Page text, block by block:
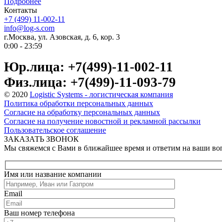
Контакты
+7 (499) 11-002-11
info@log-s.com
г.Москва, ул. Азовская, д. 6, кор. 3
0:00 - 23:59
Юр.лица: +7(499)-11-002-11
Физ.лица: +7(499)-11-093-79
© 2020 Logistic Systems - логистическая компания
Политика обработки персональных данных
Согласие на обработку персональных данных
Согласие на получение новостной и рекламной рассылки
Пользовательское соглашение
ЗАКАЗАТЬ ЗВОНОК
Мы свяжемся с Вами в ближайшее время и ответим на ваши
Имя или название компании
Email
Ваш номер телефона